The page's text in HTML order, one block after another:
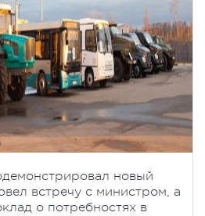
новый
встречу с министром, а
о потребностях в